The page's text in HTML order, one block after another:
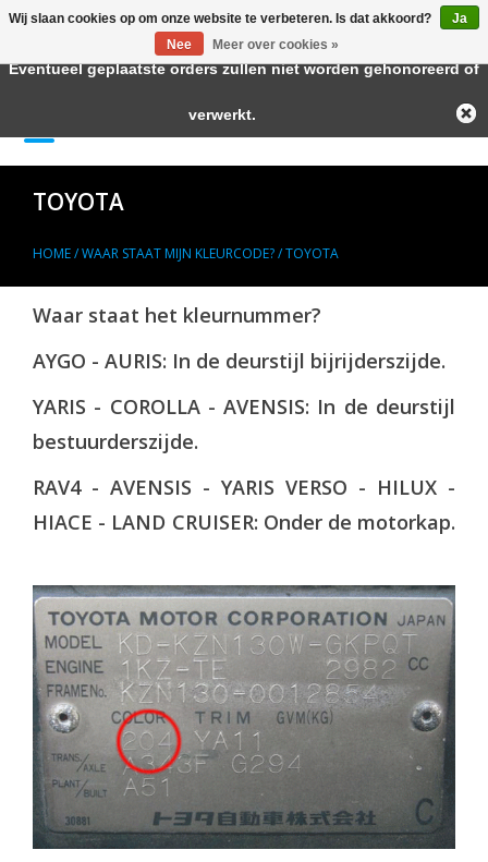
Autolak in Spuitbus
Lakstiften
Autolak in Blik
Primers
TOYOTA
HOME/WAAR STAAT MIJN KLEURCODE?/TOYOTA
Waar staat het kleurnummer?
AYGO - AURIS: In de deurstijl bijrijderszijde.
YARIS - COROLLA - AVENSIS: In de deurstijl
bestuurderszijde.
RAV4 - AVENSIS - YARIS VERSO - HILUX -
HIACE - LAND CRUISER: Onder de motorkap.
Wij slaan cookies op om onze website te verbeteren. Is dat akkoord?
Ja
Nee
Meer over cookies »
← Keer terug naar de backofficeDeze winkel is in aanbouw.
Eventueel geplaatste orders zullen niet worden gehonoreerd of
verwerkt.